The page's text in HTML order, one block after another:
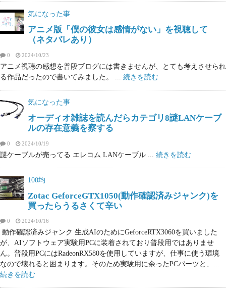
気になった事
アニメ版「僕の彼女は感情がない」を視聴して
（ネタバレあり）
0 2024/10/23
アニメ視聴の感想を普段ブログには書きませんが、とても考えさせられ
る作品だったので書いてみました。 ... 続きを読む
気になった事
オーディオ雑誌を読んだらカテゴリ8謎LANケーブ
ルの存在意義を察する
0 2024/10/19
謎ケーブルが売ってる エレコム LANケーブル ... 続きを読む
100均
Zotac GeforceGTX1050(動作確認済みジャンク)を
買ったらうるさくて辛い
0 2024/10/16
動作確認済みジャンク 生成AIのためにGeforceRTX3060を買いました
が、AIソフトウェア実験用PCに装着されており普段用ではありませ
ん。普段用PCにはRadeonRX580を使用していますが、仕事に使う環境
なので壊れると困まります。そのため実験用に余ったPCパーツと、...
続きを読む